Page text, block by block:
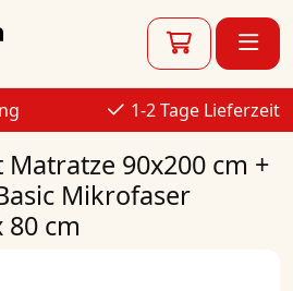
1-2 Tage Lieferzeit
90x200 cm +
Mikrofaser
80 cm